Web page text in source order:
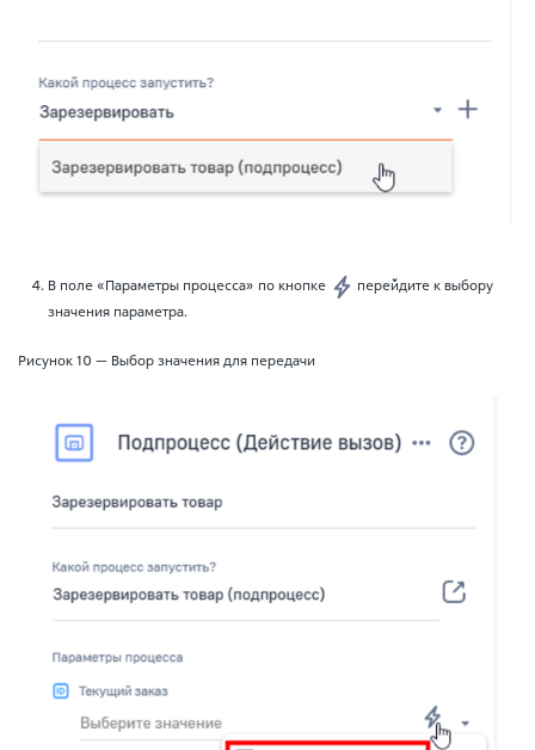
В поле «Параметры процесса» по кнопке
перейдите к выбору
значения параметра.
Рисунок 10 — Выбор значения для передачи